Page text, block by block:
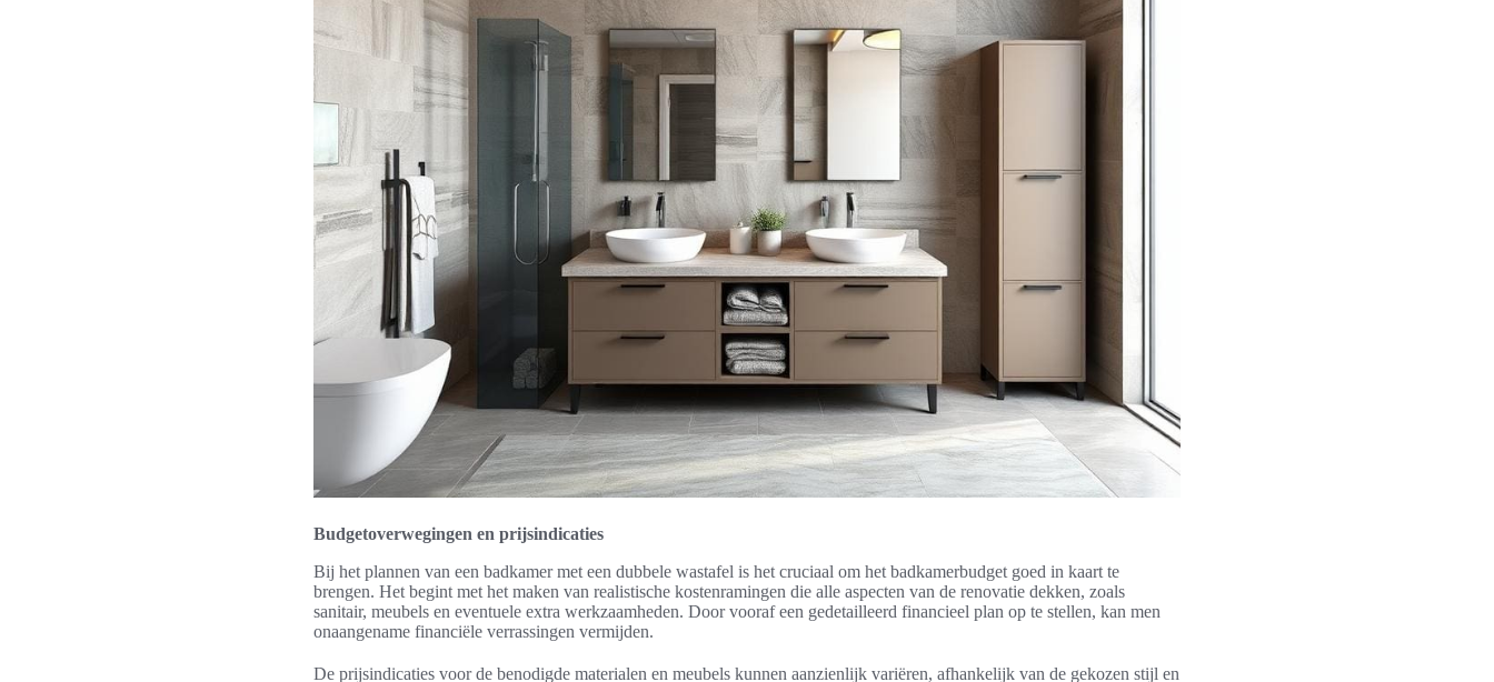
Budgetoverwegingen en prijsindicaties
Bij het plannen van een badkamer met een dubbele wastafel is het cruciaal om het badkamerbudget goed in kaart te
brengen. Het begint met het maken van realistische kostenramingen die alle aspecten van de renovatie dekken, zoals
sanitair, meubels en eventuele extra werkzaamheden. Door vooraf een gedetailleerd financieel plan op te stellen, kan men
onaangename financiële verrassingen vermijden.
De prijsindicaties voor de benodigde materialen en meubels kunnen aanzienlijk variëren, afhankelijk van de gekozen stijl en